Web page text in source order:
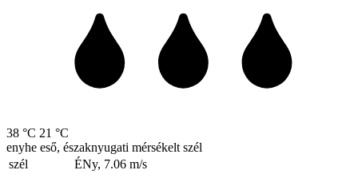
38 °C 21 °C
enyhe eső, északnyugati mérsékelt szél
szél
ÉNy, 7.06 m/s